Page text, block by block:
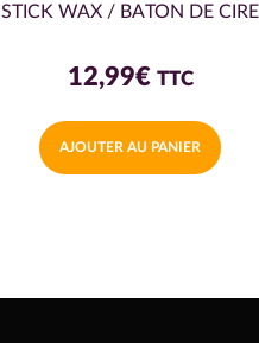
STICK WAX / BATON DE CIRE
12,99€ TTC
AJOUTER AU PANIER